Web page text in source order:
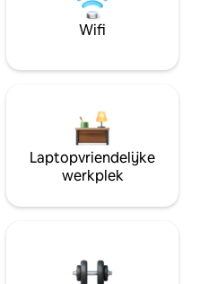
Wifi
Laptopvriendelijke
werkplek